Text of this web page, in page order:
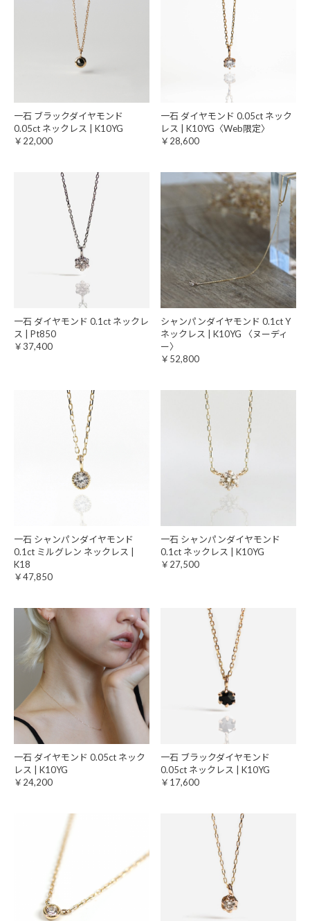
一石 ブラックダイヤモンド
0.05ct ネックレス | K10YG
￥22,000
一石 ダイヤモンド 0.05ct ネック
レス | K10YG〈Web限定〉
￥28,600
一石 ダイヤモンド 0.1ct ネックレ
ス | Pt850
￥37,400
シャンパンダイヤモンド 0.1ct Y
ネックレス | K10YG 〈ヌーディ
ー〉
￥52,800
一石 シャンパンダイヤモンド
0.1ct ミルグレン ネックレス |
K18
￥47,850
一石 シャンパンダイヤモンド
0.1ct ネックレス | K10YG
￥27,500
一石 ダイヤモンド 0.05ct ネック
レス | K10YG
￥24,200
一石 ブラックダイヤモンド
0.05ct ネックレス | K10YG
￥17,600